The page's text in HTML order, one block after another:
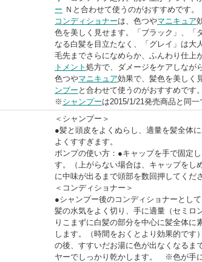
ー Ｎと合わせて使うのがおすすめです。
コンディショナーは、色つやマニキュア
色を美しく見せます。「ブラック」、「
なる白髪を目立たなく、「グレイ」は大
毛先までさらになめらか、ふんわり仕上
トメント 処方で、ダメージをケアしな
色つやマニキュア効果で、髪色を美しく
ンプー と合わせて使うのがおすすめです。
※ シャンプーは2015/1/21発売商品と同一
＜シャンプー＞
●髪と頭皮をよくぬらし、適量を髪全体
よくすすぎます。
ポンプの使い方：●キャップを手で固定
す。（上がらない場合は、キャップをし
に中味が出るまで頭部を数回押してくださ
＜コンディショナー＞
●シャンプー後のコンディショナーとし
髪の水気をよく切り、手に適量（セミロ
りこまずに白髪の部分を中心に髪全体に
します。（時間をおくとより効果的で
の後、すすいだお湯に色が出なくなる
ヤーでしっかり乾かします。 ※色が手